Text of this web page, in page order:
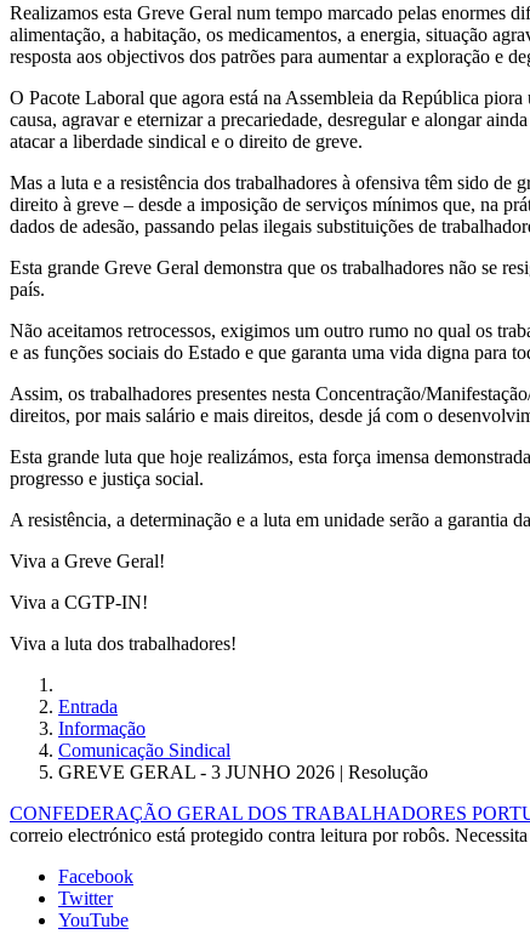
Realizamos esta Greve Geral num tempo marcado pelas enormes
alimentação, a habitação, os medicamentos, a energia, situação
resposta aos objectivos dos patrões para aumentar a exploração e
O Pacote Laboral que agora está na Assembleia da República
causa, agravar e eternizar a precariedade, desregular e alongar
atacar a liberdade sindical e o direito de greve.
Mas a luta e a resistência dos trabalhadores à ofensiva têm sido de
direito à greve – desde a imposição de serviços mínimos que, na
dados de adesão, passando pelas ilegais substituições de
Esta grande Greve Geral demonstra que os trabalhadores não se
país.
Não aceitamos retrocessos, exigimos um outro rumo no qual os
e as funções sociais do Estado e que garanta uma vida digna para
Assim, os trabalhadores presentes nesta Concentração/
direitos, por mais salário e mais direitos, desde já com o
Esta grande luta que hoje realizámos, esta força imensa
progresso e justiça social.
A resistência, a determinação e a luta em unidade serão a garantia
Viva a Greve Geral!
Viva a CGTP-IN!
Viva a luta dos trabalhadores!
Entrada
Informação
Comunicação Sindical
GREVE GERAL - 3 JUNHO 2026 | Resolução
CONFEDERAÇÃO GERAL DOS TRABALHADORES
correio electrónico está protegido contra leitura por robôs.
Facebook
Twitter
YouTube